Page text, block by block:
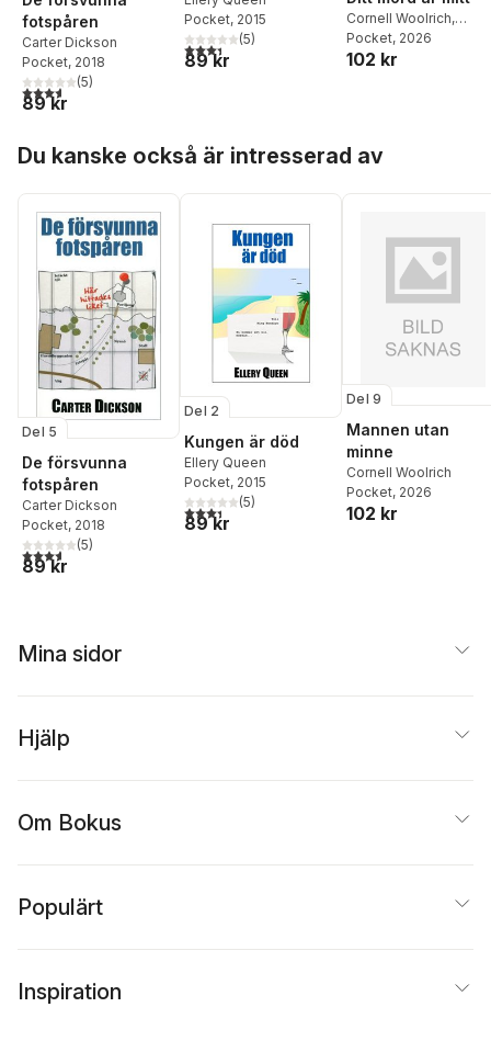
fotspåren
Carter Dickson
Pocket, 2018
3,6utav 5 stjärnor. Totalt antal röster:
(5)
89 kr
Pocket, 2015
3,4utav 5 stjärnor. Totalt antal röster:
(5)
89 kr
Cornell Woolrich,
Lawrence Block
Pocket, 2026
102 kr
Du kanske också är intresserad av
Del 5
De försvunna
fotspåren
Carter Dickson
Pocket, 2018
3,6utav 5 stjärnor. Totalt antal röster:
(5)
89 kr
Del 2
Kungen är död
Ellery Queen
Pocket, 2015
3,4utav 5 stjärnor. Totalt antal röster:
(5)
89 kr
Del 9
Mannen utan
minne
Cornell Woolrich
Pocket, 2026
102 kr
Mina sidor
Hjälp
Om Bokus
Populärt
Inspiration